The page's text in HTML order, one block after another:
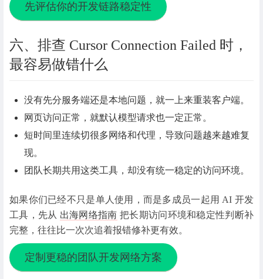
先评估你的开发链路稳定性
六、排查 Cursor Connection Failed 时，
最容易做错什么
没有先分服务端还是本地问题，就一上来重装客户端。
网页访问正常，就默认模型请求也一定正常。
短时间里连续切很多网络和代理，导致问题越来越难复
现。
团队长期共用这类工具，却没有统一稳定的访问环境。
如果你们已经不只是单人使用，而是多成员一起用 AI 开发
工具，先从 出海网络指南 把长期访问环境和稳定性判断补
完整，往往比一次次追着报错修补更有效。
定制更稳的团队开发网络方案